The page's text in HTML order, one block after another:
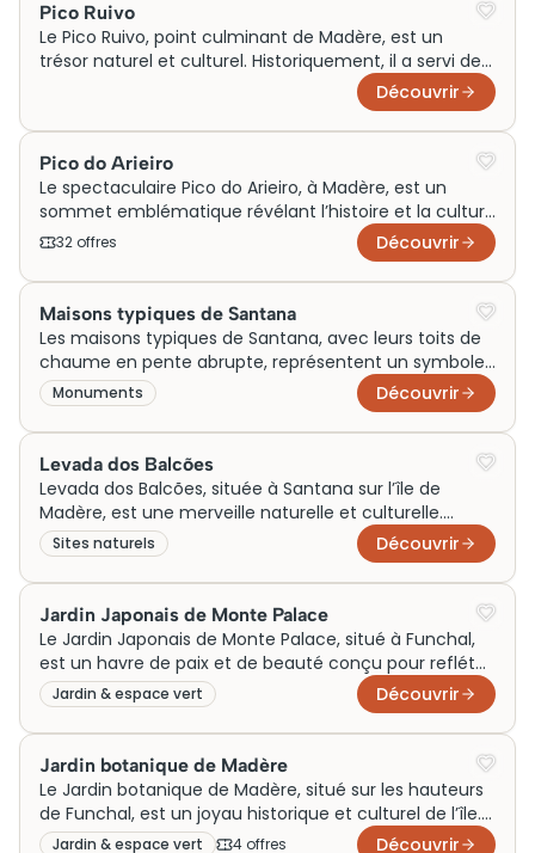
Pico Ruivo
Le Pico Ruivo, point culminant de Madère, est un
trésor naturel et culturel. Historiquement, il a servi de
repère pour les navigateurs. Ses paysages
époustouflants attirent aujourd’hui des randonneurs
du monde entier. En gravissant ses sentiers rocailleux,
vous découvrez la diversité unique de la flore et de la
faune. Vous profitez de panoramas à couper le
souffle.
Découvrir
Pico do Arieiro
Le spectaculaire Pico do Arieiro, à Madère, est un
sommet emblématique révélant l’histoire et la culture
de l’île. Jadis utilisé par les bergers, il attire aujourd’hui
des randonneurs en quête de panoramas à couper le
souffle. Grâce à ses sentiers bien balisés, la visite est
incontournable pour les amoureux de nature.
Préparez votre visite pour profiter pleinement de
cette expérience inoubliable, car sa popularité ne
cesse de croître auprès des touristes.
32 offres Découvrir
Maisons typiques de Santana
Les maisons typiques de Santana, avec leurs toits de
chaume en pente abrupte, représentent un symbole
culturel distinctif de Madère. Originellement utilisées
par les agriculteurs locaux, ces charmantes
habitations datent du XVIe siècle. Elles illustrent le
mode de vie rural traditionnel, alliant simplicité et
ingéniosité. Aujourd’hui, elles abritent des expositions
de produits artisanaux régionaux, offrant aux visiteurs
un aperçu authentique de l’histoire et de la culture
locales tout en soutenant l’économie locale.
Monuments Découvrir
Levada dos Balcões
Levada dos Balcões, située à Santana sur l’île de
Madère, est une merveille naturelle et culturelle.
Construit initialement pour acheminer l’eau vers les
terres agricoles, ce réseau de canaux d’irrigation est
aujourd’hui un sentier de randonnée populaire. Le
parcours mène à des balcons pittoresques offrant
des panoramas à couper le souffle sur la vallée de
Ribeira da Metade et les montagnes environnantes.
Sa richesse en biodiversité et ses vues
impressionnantes en font un site incontournable pour
les amoureux de la nature.
Sites naturels Découvrir
Jardin Japonais de Monte Palace
Le Jardin Japonais de Monte Palace, situé à Funchal,
est un havre de paix et de beauté conçu pour refléter
l’harmonie de la nature. Cet espace multi-niveaux
abrite une collection impressionnante d’arbres
exotiques, de fleurs chatoyantes et de paisibles
étangs. Autrefois propriété privée, il sert aujourd’hui de
musée vivant, enrichi par des sculptures africaines et
un musée minéralogique, témoignant de l’influence
culturelle et historique interculturelle de l’île.
Jardin & espace vert Découvrir
Jardin botanique de Madère
Le Jardin botanique de Madère, situé sur les hauteurs
de Funchal, est un joyau historique et culturel de l’île.
Initialement conçu pour préserver les espèces
Jardin & espace vert 4 offres Découvrir